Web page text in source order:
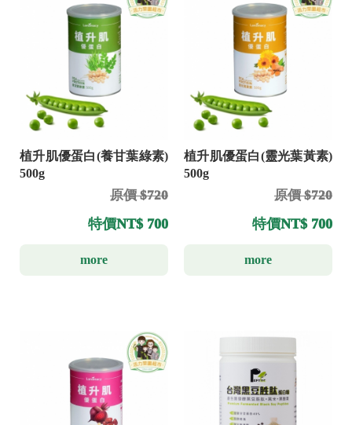
植升肌優蛋白(養甘葉綠素)
500g
原價 $720
特價NT$ 700
more
植升肌優蛋白(靈光葉黃素)
500g
原價 $720
特價NT$ 700
more